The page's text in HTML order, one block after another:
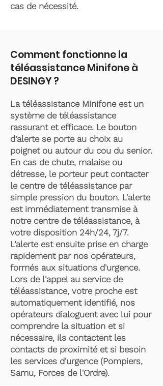
cas de nécessité.
Comment fonctionne la
téléassistance Minifone à
DESINGY ?
La téléassistance Minifone est un
système de téléassistance
rassurant et efficace. Le bouton
d’alerte se porte au choix au
poignet ou autour du cou du senior.
En cas de chute, malaise ou
détresse, le porteur peut contacter
le centre de téléassistance par
simple pression du bouton. L'alerte
est immédiatement transmise à
notre centre de téléassistance, à
votre disposition 24h/24, 7j/7.
L’alerte est ensuite prise en charge
rapidement par nos opérateurs,
formés aux situations d'urgence.
Lors de l'appel au service de
téléassistance, votre proche est
automatiquement identifié, nos
opérateurs dialoguent avec lui pour
comprendre la situation et si
nécessaire, ils contactent les
contacts de proximité et si besoin
les services d'urgence (Pompiers,
Samu, Forces de l'Ordre).